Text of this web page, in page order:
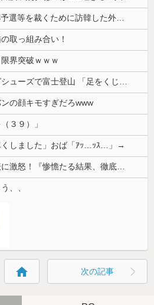
取っ組み合い！
界突破ｗｗｗ
の顔キモすぎだろwww
３９）」
くしました」おば「ｱｯ…ｯｽ…」→
、、
home 次の記事